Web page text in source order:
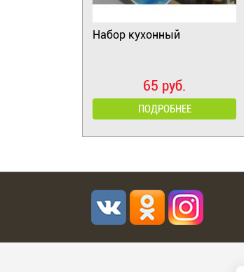
Набор кухонный
65 руб.
ПОДРОБНЕЕ